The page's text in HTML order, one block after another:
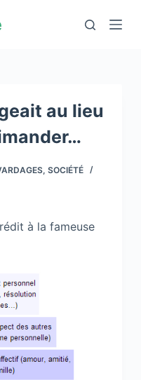
au lieu
, SOCIÉTÉ
à la fameuse